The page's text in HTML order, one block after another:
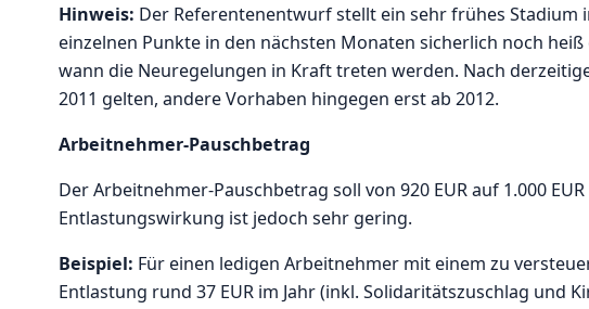
Hinweis: Der Referentenentwurf stellt ein sehr frühes Stadium
einzelnen Punkte in den nächsten Monaten sicherlich noch
wann die Neuregelungen in Kraft treten werden. Nach
2011 gelten, andere Vorhaben hingegen erst ab 2012.
Arbeitnehmer-Pauschbetrag
Der Arbeitnehmer-Pauschbetrag soll von 920 EUR auf 1.000
Entlastungswirkung ist jedoch sehr gering.
Beispiel: Für einen ledigen Arbeitnehmer mit einem zu
Entlastung rund 37 EUR im Jahr (inkl. Solidaritätszuschlag und